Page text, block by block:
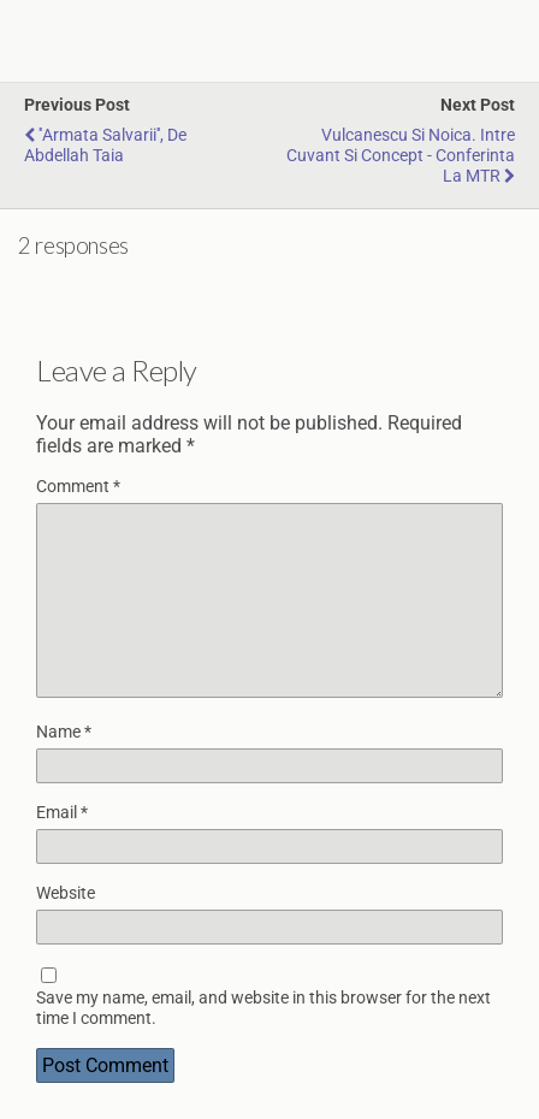
Previous Post
''Armata Salvarii'', De
Abdellah Taia
Next Post
Vulcanescu Si Noica. Intre
Cuvant Si Concept - Conferinta
La MTR
2 responses
Leave a Reply
Your email address will not be published. Required
fields are marked *
Comment *
Name*
Email *
Website
Save my name, email, and website in this browser for the next
time I comment.